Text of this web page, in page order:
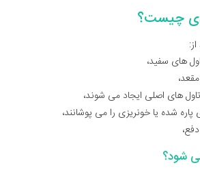
چیست؟
های سفید،
های اصلی ایجاد می شوند،
شده یا خونریزی را می پوشانند،
شود؟